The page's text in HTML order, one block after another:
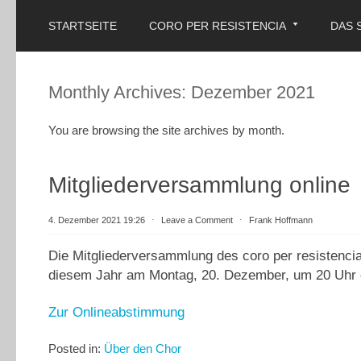
STARTSEITE CORO PER RESISTENCIA DAS
Monthly Archives: Dezember 2021
You are browsing the site archives by month.
Mitgliederversammlung online
4. Dezember 2021 19:26 ⋅ Leave a Comment ⋅ Frank Hoffmann
Die Mitgliederversammlung des coro per
diesem Jahr am Montag, 20. Dezember, um 20
Zur Onlineabstimmung
Posted in: Über den Chor